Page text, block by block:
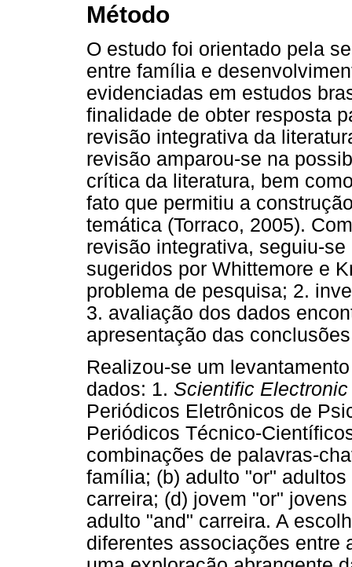
Método
O estudo foi orientado pela
entre família e
evidenciadas em estudos
finalidade de obter resposta
revisão integrativa da
revisão amparou-se na
crítica da literatura, bem
fato que permitiu a
temática (Torraco, 2005).
revisão integrativa, seguiu-
sugeridos por Whittemore e
problema de pesquisa; 2.
3. avaliação dos dados
apresentação das
Realizou-se um
dados: 1. Scientific
Periódicos Eletrônicos de
Periódicos Técnico-
combinações de palavras-
família; (b) adulto "or"
carreira; (d) jovem "or"
adulto "and" carreira. A
diferentes associações entre